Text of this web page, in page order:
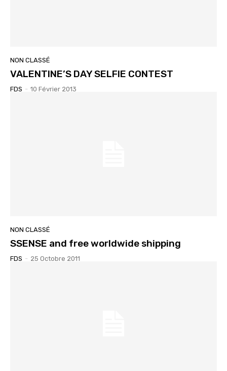
NON CLASSÉ
VALENTINE’S DAY SELFIE CONTEST
FDS - 10 Février 2013
NON CLASSÉ
SSENSE and free worldwide shipping
FDS - 25 Octobre 2011